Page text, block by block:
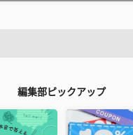
編集部ピックアップ